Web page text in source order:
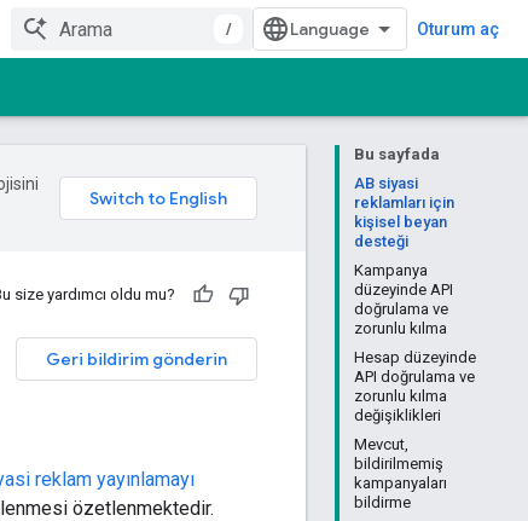
/ Oturum aç
Bu sayfada
AB siyasi
reklamları için
kişisel beyan
desteği
Kampanya
düzeyinde API
doğrulama ve
zorunlu kılma
Hesap düzeyinde
API doğrulama ve
zorunlu kılma
değişiklikleri
Mevcut,
bildirilmemiş
kampanyaları
bildirme
size yardımcı oldu mu?
Geri bildirim gönderin
reklam yayınlamayı
özetlenmektedir.